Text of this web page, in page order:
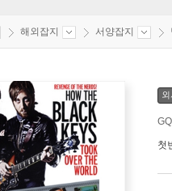
해외잡지 서양잡지
첫